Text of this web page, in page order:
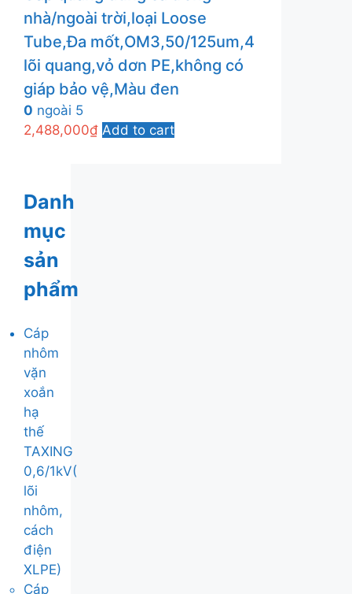
nhà/ngoài trời,loại Loose
Tube,Đa mốt,OM3,50/125um,4
lõi quang,vỏ dơn PE,không có
giáp bảo vệ,Màu đen
0 ngoài 5
2,488,000₫ Add to cart
Danh
mục
sản
phẩm
Cáp
nhôm
vặn
xoắn
hạ
thế
TAXING
0,6/1kV(
lõi
nhôm,
cách
điện
XLPE)
Cáp